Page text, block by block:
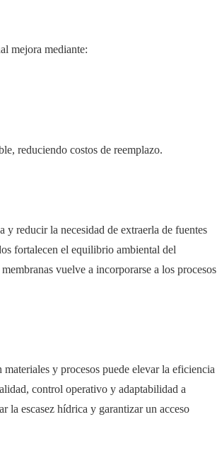
mejora mediante:
reduciendo costos de reemplazo.
reducir la necesidad de extraerla de fuentes
fortalecen el equilibrio ambiental del
vuelve a incorporarse a los procesos
y procesos puede elevar la eficiencia
control operativo y adaptabilidad a
la escasez hídrica y garantizar un acceso